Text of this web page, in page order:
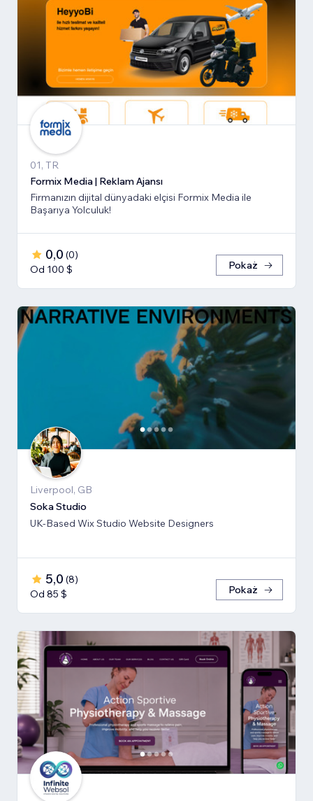
01, TR
Formix Media | Reklam Ajansı
Firmanızın dijital dünyadaki elçisi Formix Media ile
Başarıya Yolculuk!
0,0 (0)
Od 100 $
Pokaż
Liverpool, GB
Soka Studio
UK-Based Wix Studio Website Designers
5,0 (8)
Od 85 $
Pokaż